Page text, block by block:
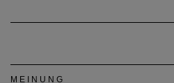
MEINUNG